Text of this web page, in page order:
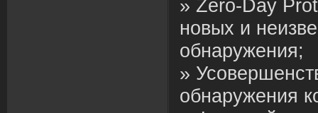
» Zero-Day
новых и
обнаружения;
»
обнаружения